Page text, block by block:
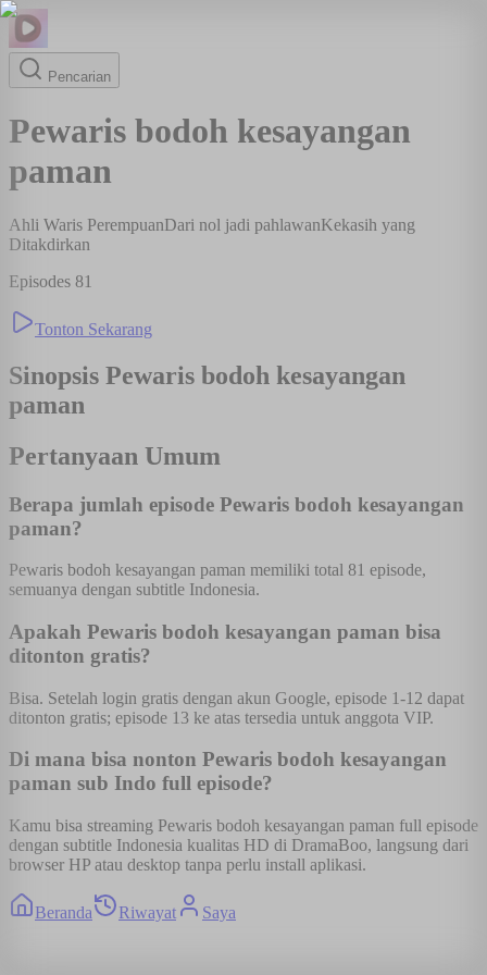
Pencarian
Pewaris bodoh kesayangan
paman
Ahli Waris PerempuanDari nol jadi pahlawanKekasih yang
Ditakdirkan
Episodes 81
Tonton Sekarang
Sinopsis Pewaris bodoh kesayangan
paman
Pertanyaan Umum
Berapa jumlah episode Pewaris bodoh kesayangan
paman?
Pewaris bodoh kesayangan paman memiliki total 81 episode,
semuanya dengan subtitle Indonesia.
Apakah Pewaris bodoh kesayangan paman bisa
ditonton gratis?
Bisa. Setelah login gratis dengan akun Google, episode 1-12 dapat
ditonton gratis; episode 13 ke atas tersedia untuk anggota VIP.
Di mana bisa nonton Pewaris bodoh kesayangan
paman sub Indo full episode?
Kamu bisa streaming Pewaris bodoh kesayangan paman full episode
dengan subtitle Indonesia kualitas HD di DramaBoo, langsung dari
browser HP atau desktop tanpa perlu install aplikasi.
Beranda Riwayat Saya